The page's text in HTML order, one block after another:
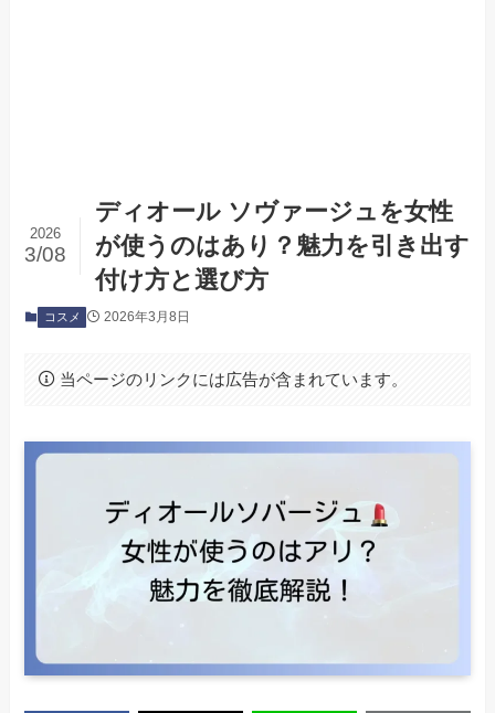
ディオール ソヴァージュを女性
が使うのはあり？魅力を引き出す
付け方と選び方
2026
3/08
コスメ 2026年3月8日
当ページのリンクには広告が含まれています。